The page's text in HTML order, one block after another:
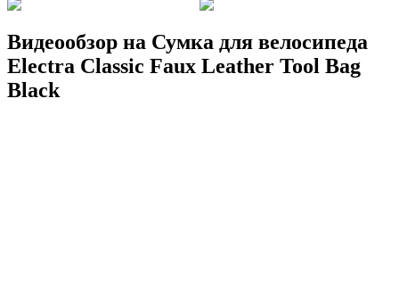
Видеообзор на Сумка для велосипеда
Electra Classic Faux Leather Tool Bag
Black